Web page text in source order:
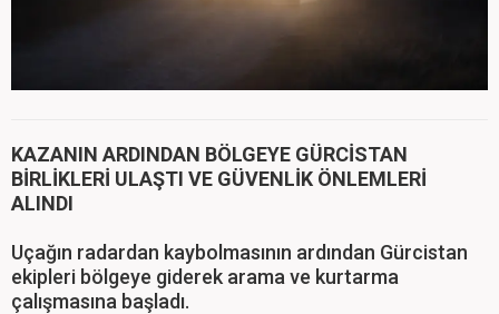
KAZANIN ARDINDAN BÖLGEYE GÜRCİSTAN
BİRLİKLERİ ULAŞTI VE GÜVENLİK ÖNLEMLERİ
ALINDI
Uçağın radardan kaybolmasının ardından Gürcistan
ekipleri bölgeye giderek arama ve kurtarma
çalışmasına başladı.